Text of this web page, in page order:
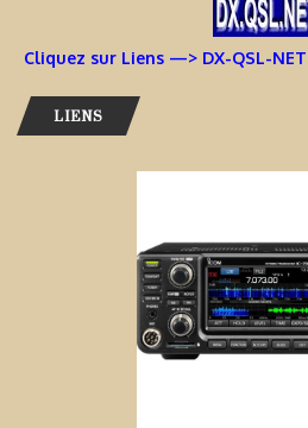
Cliquez sur Liens —> DX-QSL-NET
LIENS